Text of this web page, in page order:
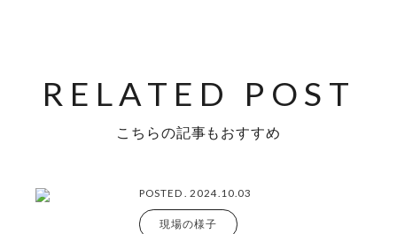
こちらの記事もおすすめ
POSTED . 2024.10.03
現場の様子